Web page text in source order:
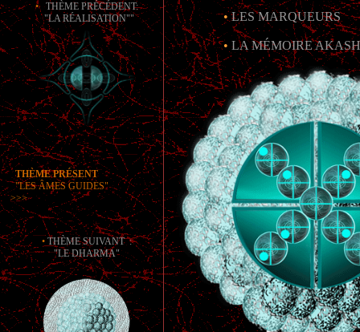
• THÈME PRÉCÉDENT:
"LA RÉALISATION""
THÈME PRÉSENT
"LES ÂMES GUIDES"
>>>
• THÈME SUIVANT :
"LE DHARMA"
•LES MARQUEURS
• LA MÉMOIRE